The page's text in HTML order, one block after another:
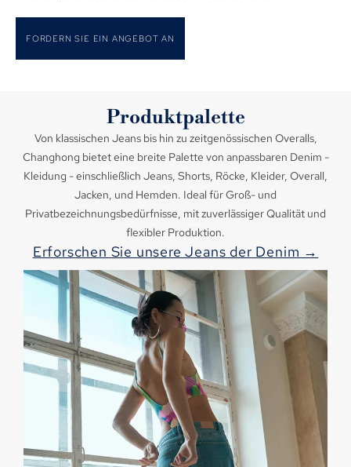
FORDERN SIE EIN ANGEBOT AN
Produktpalette
Von klassischen Jeans bis hin zu zeitgenössischen Overalls,
Changhong bietet eine breite Palette von anpassbaren Denim -
Kleidung - einschließlich Jeans, Shorts, Röcke, Kleider, Overall,
Jacken, und Hemden. Ideal für Groß- und
Privatbezeichnungsbedürfnisse, mit zuverlässiger Qualität und
flexibler Produktion.
Erforschen Sie unsere Jeans der Denim →